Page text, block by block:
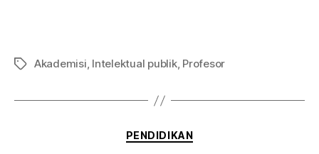
Akademisi, Intelektual publik, Profesor
PENDIDIKAN